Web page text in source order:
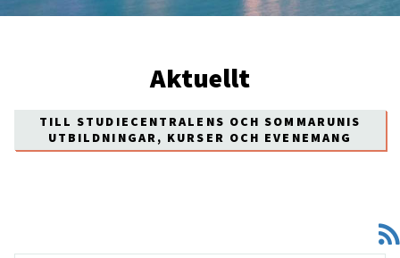
Aktuellt
TILL STUDIECENTRALENS OCH SOMMARUNIS
UTBILDNINGAR, KURSER OCH EVENEMANG